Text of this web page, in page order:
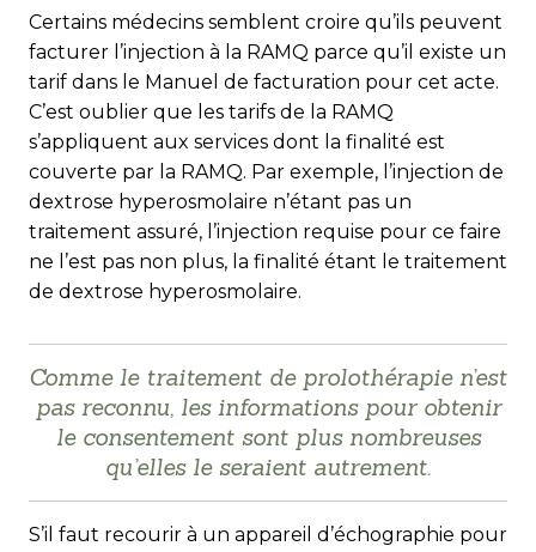
Certains médecins semblent croire qu’ils peuvent
facturer l’injection à la RAMQ parce qu’il existe un
tarif dans le Manuel de facturation pour cet acte.
C’est oublier que les tarifs de la RAMQ
s’appliquent aux services dont la finalité est
couverte par la RAMQ. Par exemple, l’injection de
dextrose hyperosmolaire n’étant pas un
traitement assuré, l’injection requise pour ce faire
ne l’est pas non plus, la finalité étant le traitement
de dextrose hyperosmolaire.
Comme le traitement de prolothérapie n’est
pas reconnu, les informations pour obtenir
le consentement sont plus nombreuses
qu’elles le seraient autrement.
S’il faut recourir à un appareil d’échographie pour